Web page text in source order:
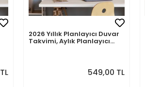
2026 Yıllık Planlayıcı Duvar
Takvimi, Aylık Planlayıcı
549,00 TL